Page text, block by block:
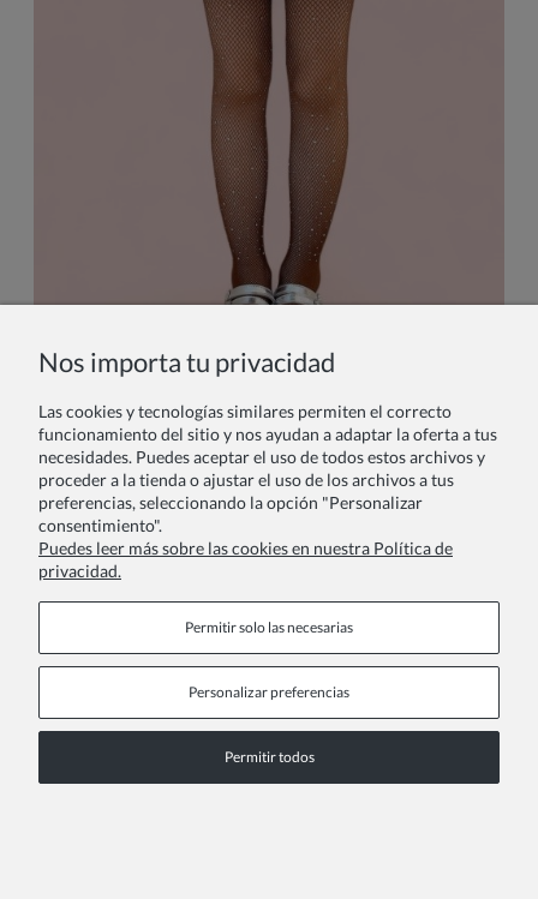
Medias de Red Infantiles con Diamantes Óxido
10,00 €
Nos importa tu privacidad
Las cookies y tecnologías similares permiten el correcto
funcionamiento del sitio y nos ayudan a adaptar la oferta a tus
necesidades. Puedes aceptar el uso de todos estos archivos y
proceder a la tienda o ajustar el uso de los archivos a tus
preferencias, seleccionando la opción "Personalizar
consentimiento".
Puedes leer más sobre las cookies en nuestra Política de
privacidad.
Permitir solo las necesarias
Personalizar preferencias
Permitir todos